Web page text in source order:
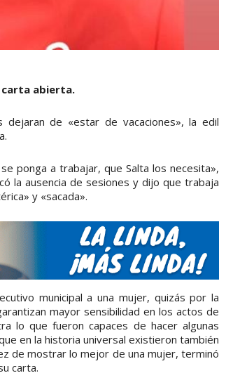
carta abierta.
de «estar de vacaciones», la edil
ponga a trabajar, que Salta los necesita»,
la ausencia de sesiones y dijo que trabaja
y «sacada».
municipal a una mujer, quizás por la
mayor sensibilidad en los actos de
lo que fueron capaces de hacer algunas
en la historia universal existieron también
de mostrar lo mejor de una mujer, terminó
carta.